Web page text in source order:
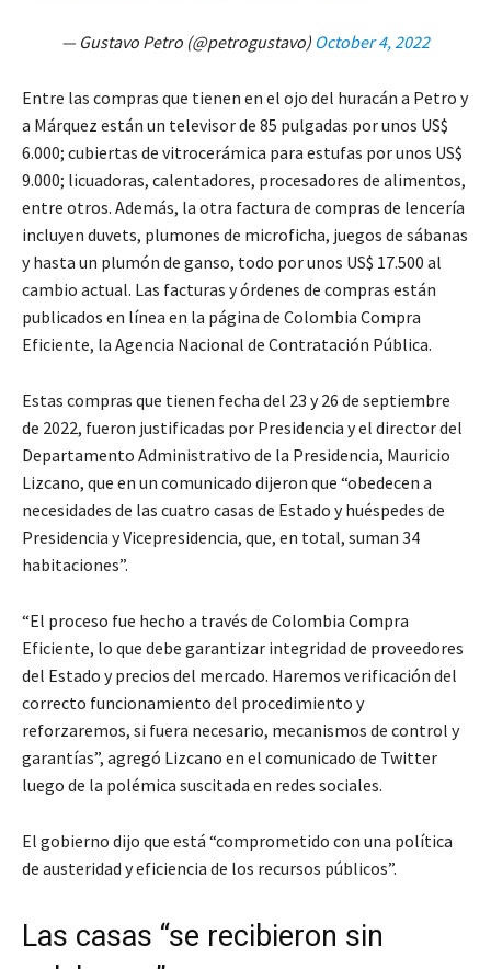
— Gustavo Petro (@petrogustavo) October 4, 2022
Entre las compras que tienen en el ojo del huracán a Petro y
a Márquez están un televisor de 85 pulgadas por unos US$
6.000; cubiertas de vitrocerámica para estufas por unos US$
9.000; licuadoras, calentadores, procesadores de alimentos,
entre otros. Además, la otra factura de compras de lencería
incluyen duvets, plumones de microficha, juegos de sábanas
y hasta un plumón de ganso, todo por unos US$ 17.500 al
cambio actual. Las facturas y órdenes de compras están
publicados en línea en la página de Colombia Compra
Eficiente, la Agencia Nacional de Contratación Pública.
Estas compras que tienen fecha del 23 y 26 de septiembre
de 2022, fueron justificadas por Presidencia y el director del
Departamento Administrativo de la Presidencia, Mauricio
Lizcano, que en un comunicado dijeron que “obedecen a
necesidades de las cuatro casas de Estado y huéspedes de
Presidencia y Vicepresidencia, que, en total, suman 34
habitaciones”.
“El proceso fue hecho a través de Colombia Compra
Eficiente, lo que debe garantizar integridad de proveedores
del Estado y precios del mercado. Haremos verificación del
correcto funcionamiento del procedimiento y
reforzaremos, si fuera necesario, mecanismos de control y
garantías”, agregó Lizcano en el comunicado de Twitter
luego de la polémica suscitada en redes sociales.
El gobierno dijo que está “comprometido con una política
de austeridad y eficiencia de los recursos públicos”.
Las casas “se recibieron sin